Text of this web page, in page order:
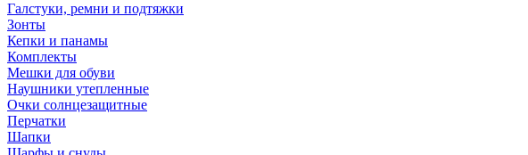
Галстуки, ремни и подтяжки
Зонты
Кепки и панамы
Комплекты
Мешки для обуви
Наушники утепленные
Очки солнцезащитные
Перчатки
Шапки